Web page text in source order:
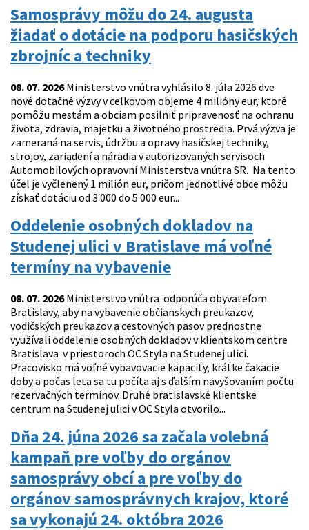
Samosprávy môžu do 24. augusta
žiadať o dotácie na podporu hasičských
zbrojníc a techniky
08. 07. 2026Ministerstvo vnútra vyhlásilo 8. júla 2026 dve
nové dotačné výzvy v celkovom objeme 4 milióny eur, ktoré
pomôžu mestám a obciam posilniť pripravenosť na ochranu
života, zdravia, majetku a životného prostredia. Prvá výzva je
zameraná na servis, údržbu a opravy hasičskej techniky,
strojov, zariadení a náradia v autorizovaných servisoch
Automobilových opravovní Ministerstva vnútra SR. Na tento
účel je vyčlenený 1 milión eur, pričom jednotlivé obce môžu
získať dotáciu od 3 000 do 5 000 eur...
Oddelenie osobných dokladov na
Studenej ulici v Bratislave má voľné
termíny na vybavenie
08. 07. 2026Ministerstvo vnútra odporúča obyvateľom
Bratislavy, aby na vybavenie občianskych preukazov,
vodičských preukazov a cestovných pasov prednostne
využívali oddelenie osobných dokladov v klientskom centre
Bratislava v priestoroch OC Styla na Studenej ulici.
Pracovisko má voľné vybavovacie kapacity, krátke čakacie
doby a počas leta sa tu počíta aj s ďalším navyšovaním počtu
rezervačných termínov. Druhé bratislavské klientske
centrum na Studenej ulici v OC Styla otvorilo...
Dňa 24. júna 2026 sa začala volebná
kampaň pre voľby do orgánov
samosprávy obcí a pre voľby do
orgánov samosprávnych krajov, ktoré
sa vykonajú 24. októbra 2026